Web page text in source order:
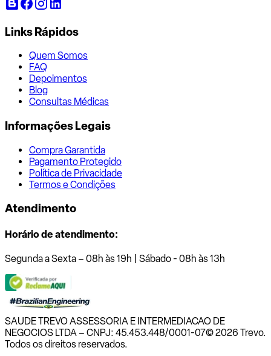
Links Rápidos
Quem Somos
FAQ
Depoimentos
Blog
Consultas Médicas
Informações Legais
Compra Garantida
Pagamento Protegido
Política de Privacidade
Termos e Condições
Atendimento
Horário de atendimento:
Segunda a Sexta – 08h às 19h | Sábado - 08h às 13h
SAUDE TREVO ASSESSORIA E INTERMEDIACAO DE
NEGOCIOS LTDA – CNPJ: 45.453.448/0001-07© 2026 Trevo.
Todos os direitos reservados.